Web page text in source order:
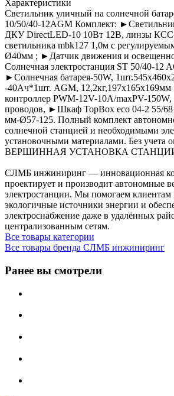
Характеристики
Светильник уличный на солнечной
10/50/40-12AGM Комплект:
ДКУ DirectLED-10 10Вт 12В, линзы
светильника mbk127 1,0м с
Ø40мм ; ►Датчик движения и
Солнечная электростанция ST 50/40-12
►Солнечная батарея-50W,
-40Ач*1шт. AGM,
контроллер PWM-12V-10A/maxPV-
проводов, ►Шкаф TopBox eco 04-2 55/68
мм-Ø57-125. Полный комплект
солнечной станцией и необходимыми
установочными материалами. Без учета
ВЕРШИННАЯ УСТАНОВКА
СЛМБ инжиниринг — инновационная
проектирует и производит автономные
электростанции. Мы помогаем клиентам
экологичные источники энергии и
электроснабжение даже в удалённых
централизованным сетям.
Все товары категории
Все товары бренда СЛМБ инжиниринг
Ранее вы смотрели